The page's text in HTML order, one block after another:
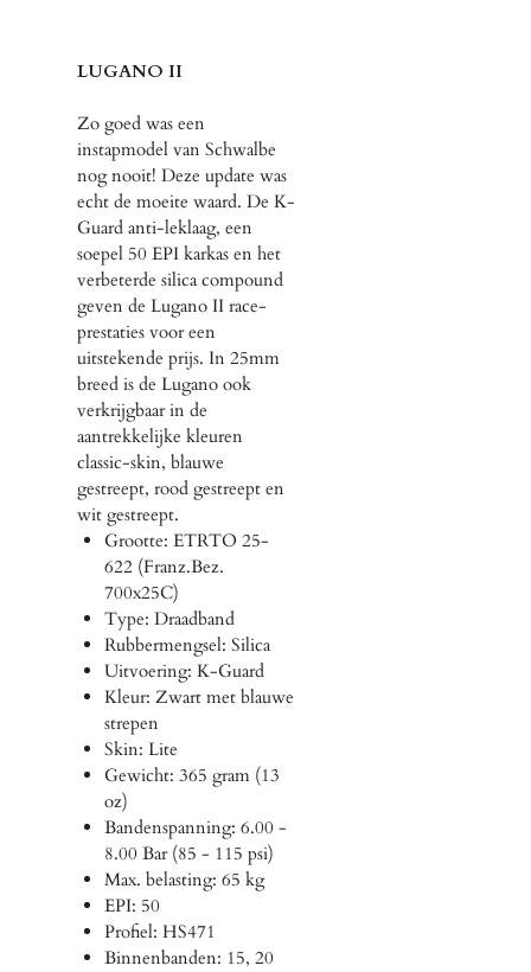
LUGANO II
Zo goed was een
instapmodel van Schwalbe
nog nooit! Deze update was
echt de moeite waard. De K-
Guard anti-leklaag, een
soepel 50 EPI karkas en het
verbeterde silica compound
geven de Lugano II race-
prestaties voor een
uitstekende prijs. In 25mm
breed is de Lugano ook
verkrijgbaar in de
aantrekkelijke kleuren
classic-skin, blauwe
gestreept, rood gestreept en
wit gestreept.
Grootte: ETRTO 25-
622 (Franz.Bez.
700x25C)
Type: Draadband
Rubbermengsel: Silica
Uitvoering: K-Guard
Kleur: Zwart met blauwe
strepen
Skin: Lite
Gewicht: 365 gram (13
oz)
Bandenspanning: 6.00 -
8.00 Bar (85 - 115 psi)
Max. belasting: 65 kg
EPI: 50
Profiel: HS471
Binnenbanden: 15, 20